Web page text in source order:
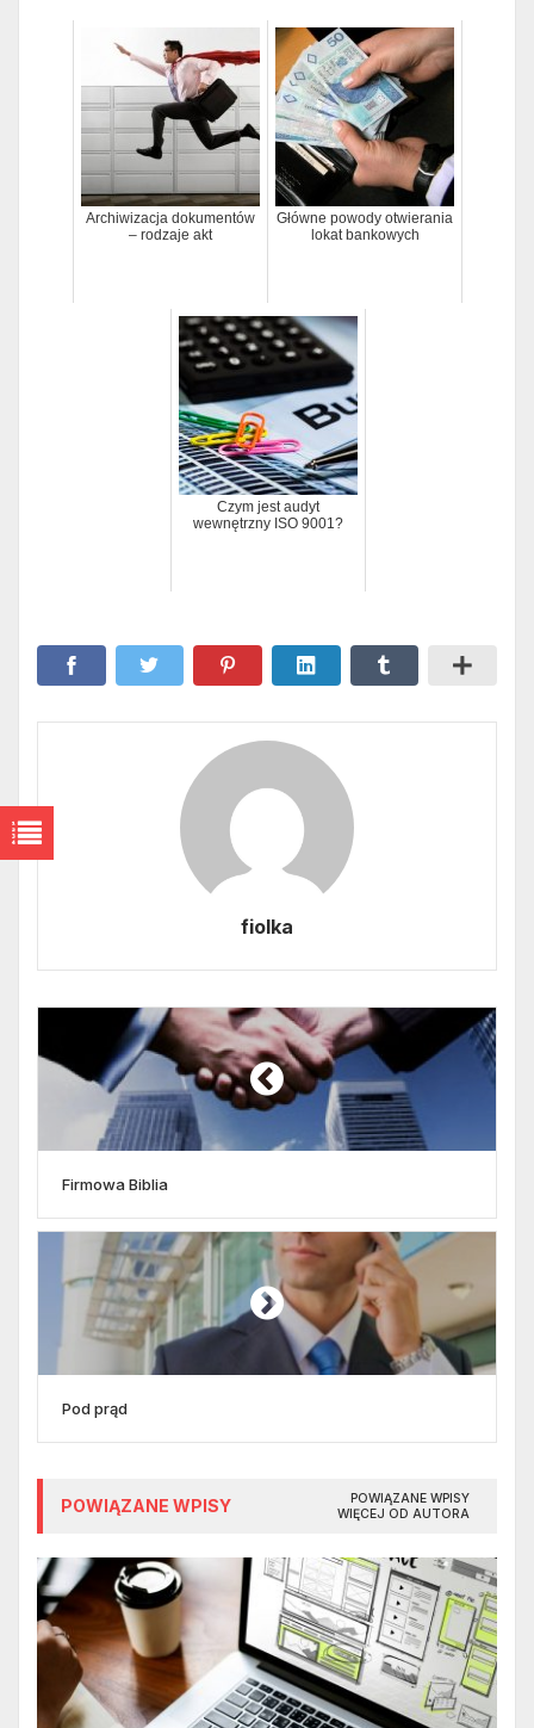
Archiwizacja dokumentów
– rodzaje akt
Główne powody otwierania
lokat bankowych
Czym jest audyt
wewnętrzny ISO 9001?
fiolka
Firmowa Biblia
Pod prąd
POWIĄZANE WPISY
POWIĄZANE WPISY
WIĘCEJ OD AUTORA